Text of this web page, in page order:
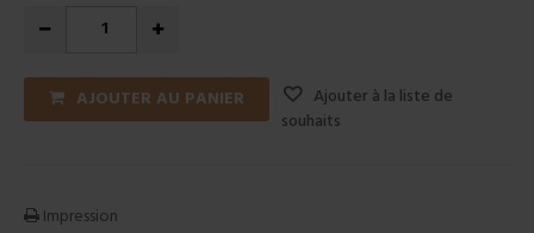
AJOUTER AU PANIER
Ajouter à la liste de
souhaits
Impression